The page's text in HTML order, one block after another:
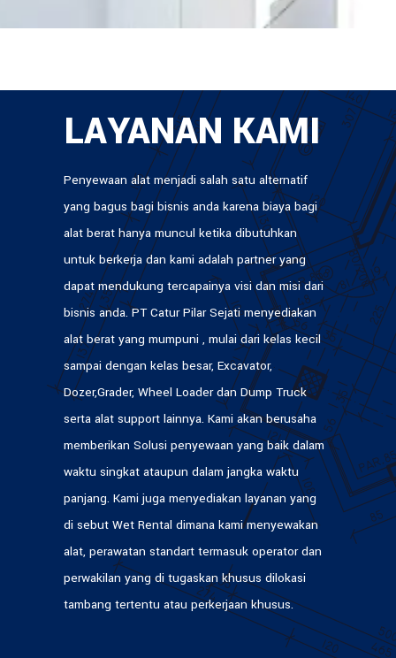
LAYANAN KAMI
Penyewaan alat menjadi salah satu alternatif
yang bagus bagi bisnis anda karena biaya bagi
alat berat hanya muncul ketika dibutuhkan
untuk berkerja dan kami adalah partner yang
dapat mendukung tercapainya visi dan misi dari
bisnis anda. PT Catur Pilar Sejati menyediakan
alat berat yang mumpuni , mulai dari kelas kecil
sampai dengan kelas besar, Excavator,
Dozer,Grader, Wheel Loader dan Dump Truck
serta alat support lainnya. Kami akan berusaha
memberikan Solusi penyewaan yang baik dalam
waktu singkat ataupun dalam jangka waktu
panjang. Kami juga menyediakan layanan yang
di sebut Wet Rental dimana kami menyewakan
alat, perawatan standart termasuk operator dan
perwakilan yang di tugaskan khusus dilokasi
tambang tertentu atau perkerjaan khusus.